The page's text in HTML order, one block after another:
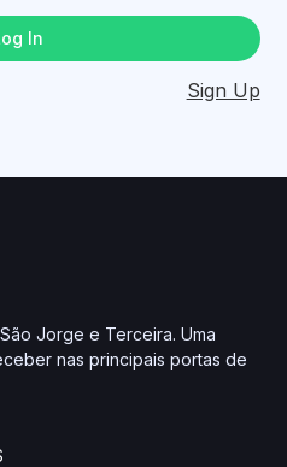
Sign Up
Jorge e Terceira. Uma
nas principais portas de